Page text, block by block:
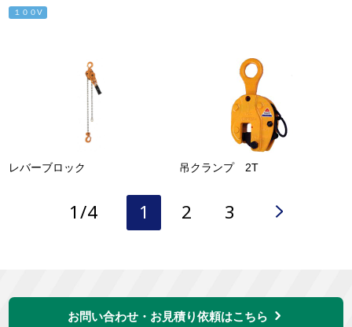
１００V
レバーブロック 吊クランプ 2T
1/4 1 2 3
お問い合わせ・お見積り依頼はこちら